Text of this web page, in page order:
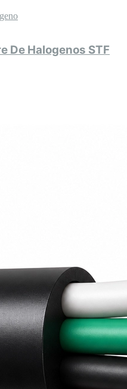
De Halogenos STF